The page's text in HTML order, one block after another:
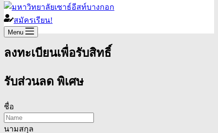
สมัครเรียน!
Menu
ลงทะเบียนเพื่อรับสิทธิ์
รับส่วนลด พิเศษ
ชื่อ
นามสกุล